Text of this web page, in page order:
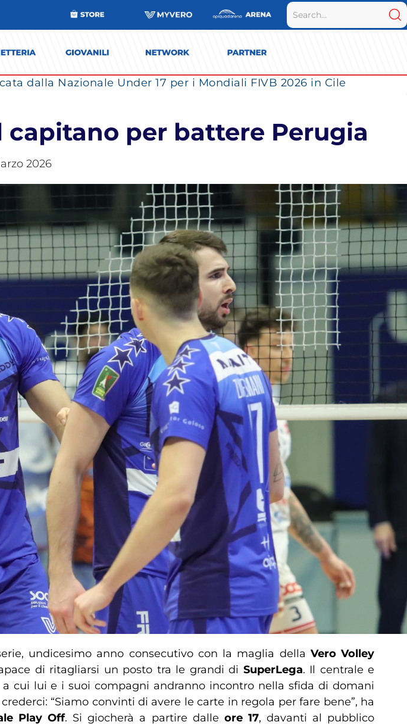
dalla Nazionale Under 17 per i Mondiali FIVB 2026 in Cile
per battere Perugia
2026
undicesimo anno consecutivo con la maglia della Vero Volley
di ritagliarsi un posto tra le grandi di SuperLega. Il centrale e
cui lui e i suoi compagni andranno incontro nella sfida di domani
“Siamo convinti di avere le carte in regola per fare bene”, ha
Play Off. Si giocherà a partire dalle ore 17, davanti al pubblico